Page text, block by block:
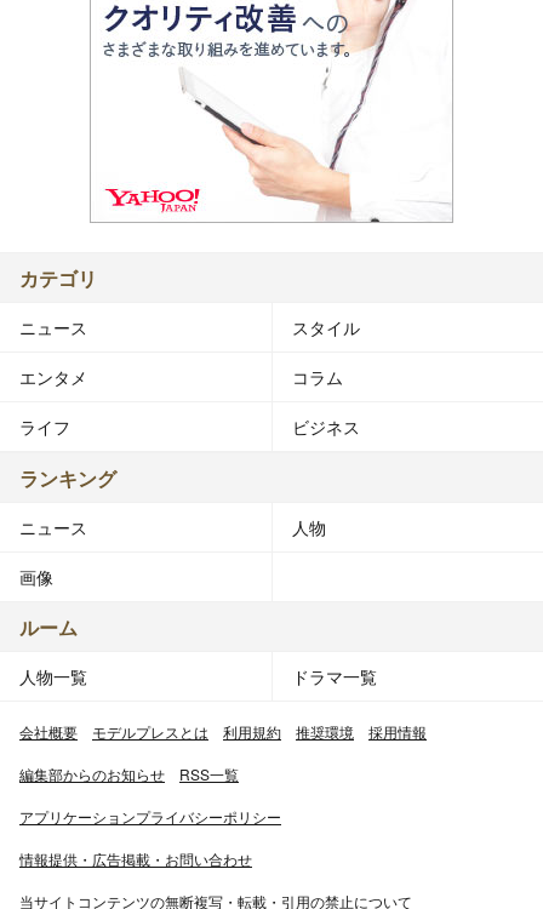
カテゴリ
ニュース スタイル
エンタメ コラム
ライフ ビジネス
ランキング
ニュース 人物
画像
ルーム
人物一覧 ドラマ一覧
会社概要 モデルプレスとは 利用規約 推奨環境 採用情報
編集部からのお知らせ RSS一覧
アプリケーションプライバシーポリシー
情報提供・広告掲載・お問い合わせ
当サイトコンテンツの無断複写・転載・引用の禁止について